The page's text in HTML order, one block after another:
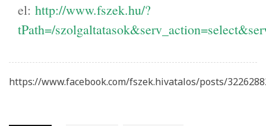
el: http://www.fszek.hu/?
tPath=/
https://www.facebook.com/fszek.hivatalos/posts/